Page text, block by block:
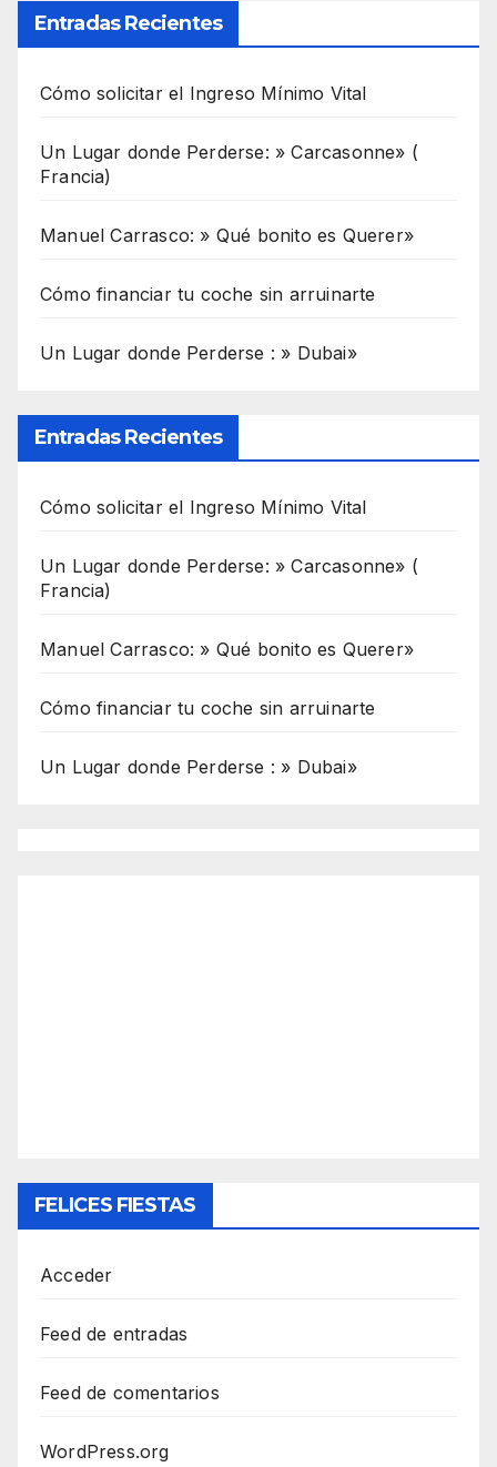
Entradas Recientes
Cómo solicitar el Ingreso Mínimo Vital
Un Lugar donde Perderse: » Carcasonne» (
Francia)
Manuel Carrasco: » Qué bonito es Querer»
Cómo financiar tu coche sin arruinarte
Un Lugar donde Perderse : » Dubai»
Entradas Recientes
Cómo solicitar el Ingreso Mínimo Vital
Un Lugar donde Perderse: » Carcasonne» (
Francia)
Manuel Carrasco: » Qué bonito es Querer»
Cómo financiar tu coche sin arruinarte
Un Lugar donde Perderse : » Dubai»
FELICES FIESTAS
Acceder
Feed de entradas
Feed de comentarios
WordPress.org